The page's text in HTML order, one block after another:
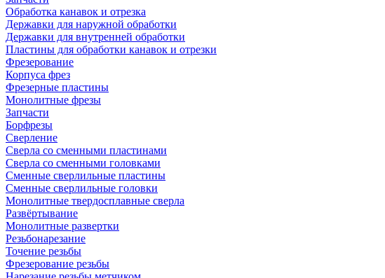
Обработка канавок и отрезка
Державки для наружной обработки
Державки для внутренней обработки
Пластины для обработки канавок и отрезки
Фрезерование
Корпуса фрез
Фрезерные пластины
Монолитные фрезы
Запчасти
Борфрезы
Сверление
Сверла со сменными пластинами
Сверла со сменными головками
Сменные сверлильные пластины
Сменные сверлильные головки
Монолитные твердосплавные сверла
Развёртывание
Монолитные развертки
Резьбонарезание
Точение резьбы
Фрезерование резьбы